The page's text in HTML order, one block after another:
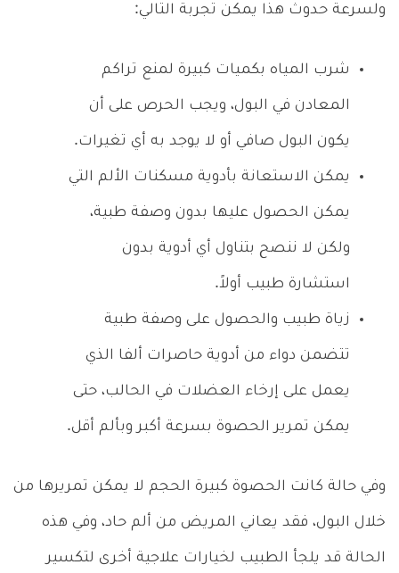
ولسرعة حدوث هذا يمكن تجربة التالي:
شرب المياه بكميات كبيرة لمنع تراكم
المعادن في البول، ويجب الحرص على أن
يكون البول صافي أو لا يوجد به أي تغيرات.
يمكن الاستعانة بأدوية مسكنات الألم التي
يمكن الحصول عليها بدون وصفة طبية،
ولكن لا ننصح بتناول أي أدوية بدون
استشارة طبيب أولاً.
زياة طبيب والحصول على وصفة طبية
تتضمن دواء من أدوية حاصرات ألفا الذي
يعمل على إرخاء العضلات في الحالب، حتى
يمكن تمرير الحصوة بسرعة أكبر وبألم أقل.
وفي حالة كانت الحصوة كبيرة الحجم لا يمكن تمريرها من
خلال البول، فقد يعاني المريض من ألم حاد، وفي هذه
الحالة قد يلجأ الطبيب لخيارات علاجية أخرى لتكسير